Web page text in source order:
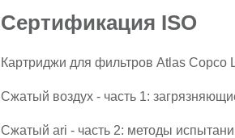
Сертификация ISO
Картриджи для фильтров Atlas Copco
Сжатый воздух - часть 1:
Сжатый ari - часть 2: методы